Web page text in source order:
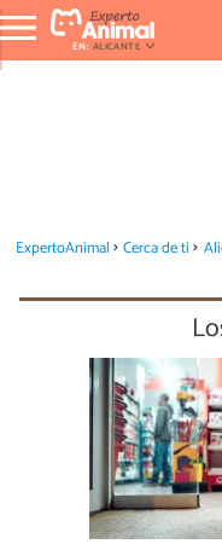
EN: ALICANTE
ExpertoAnimal Cerca de ti